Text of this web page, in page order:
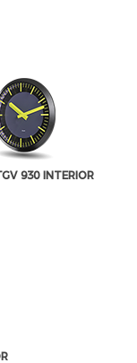
930 INTERIOR